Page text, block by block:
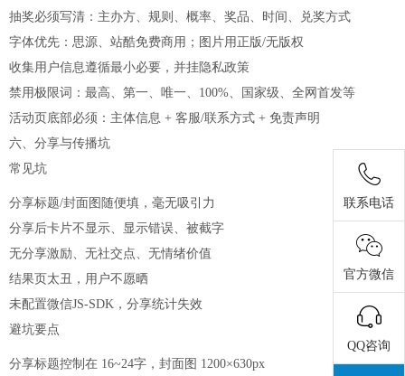
抽奖必须写清：主办方、规则、概率、奖品、时间、兑奖方式
字体优先：思源、站酷免费商用；图片用正版/无版权
收集用户信息遵循最小必要，并挂隐私政策
禁用极限词：最高、第一、唯一、100%、国家级、全网首发等
活动页底部必须：主体信息 + 客服/联系方式 + 免责声明
六、分享与传播坑
常见坑
分享标题/封面图随便填，毫无吸引力
分享后卡片不显示、显示错误、被截字
无分享激励、无社交点、无情绪价值
结果页太丑，用户不愿晒
未配置微信JS-SDK，分享统计失效
避坑要点
分享标题控制在 16~24字，封面图 1200×630px
联系电话
官方微信
QQ咨询